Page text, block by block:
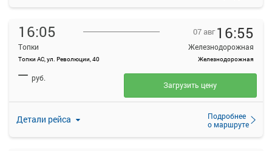
16:05
Топки
Топки АС, ул. Революции, 40
07 авг 16:55
Железнодорожная
Железнодорожная
Детали рейса
Подробнее
о маршруте
— руб.
Загрузить цену